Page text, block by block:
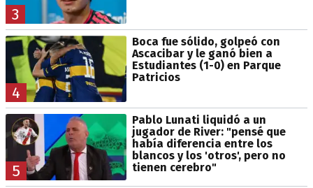
3
4
Boca fue sólido, golpeó con
Ascacibar y le ganó bien a
Estudiantes (1-0) en Parque
Patricios
5
Pablo Lunati liquidó a un
jugador de River: "pensé que
había diferencia entre los
blancos y los 'otros', pero no
tienen cerebro"